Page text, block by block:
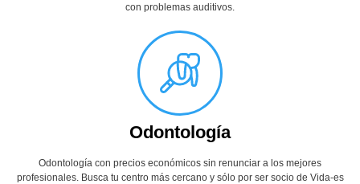
con problemas auditivos.
Odontología
Odontología con precios económicos sin renunciar a los mejores
profesionales. Busca tu centro más cercano y sólo por ser socio de Vida-es